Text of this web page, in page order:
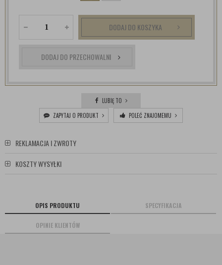
DODAJ DO KOSZYKA
DODAJ DO PRZECHOWALNI
LUBIĘ TO
ZAPYTAJ O PRODUKT
POLEĆ ZNAJOMEMU
REKLAMACJA I ZWROTY
KOSZTY WYSYŁKI
OPIS PRODUKTU SPECYFIKACJA
OPINIE KLIENTÓW